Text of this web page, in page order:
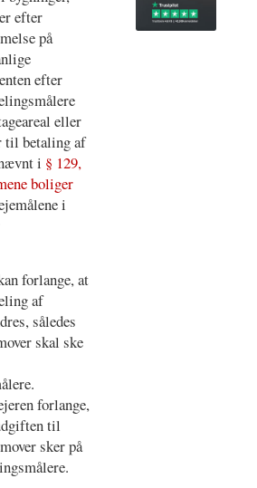
efter
på
efter
eller
til betaling af
i § 129,
boliger
i
forlange, at
af
således
skal ske
forlange,
til
sker på